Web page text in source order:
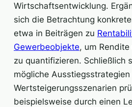
Wirtschaftsentwicklung.
sich die Betrachtung
etwa in Beiträgen zu
Gewerbeobjekte, um
zu quantifizieren. Schließlich
mögliche Ausstiegsstrategien
Wertsteigerungsszenarien
beispielsweise durch einen